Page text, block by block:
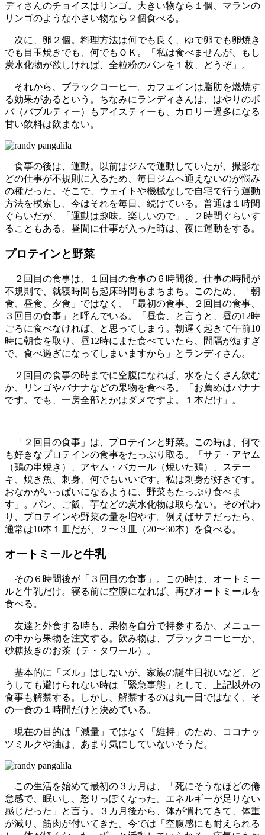
ディさんのチョイスはリンゴ。大きい物なら１個、マランの
リンゴのような小さい物なら２個食べる。
次に、卵２個。料理方法は何でも良く、ゆで卵でも卵焼き
でも目玉焼きでも、何でもＯＫ。「私は食べませんが、もし
炭水化物が欲しければ、全粒粉のパンを１枚、どうぞ」。
それから、ブラックコーヒー。カフェインは脂肪を燃焼す
る効果があるという。ちなみにランディさんは、はやりのボ
バ（バブルティー）もアイスティーも、カロリー過多になる
甘い飲料は飲まない。
食事の後は、運動。以前はジムで運動していたが、撮影な
どの仕事が不規則に入るため、毎日ジムへ通えないのが悩み
の種だった。そこで、ウェイトや機械なしで自宅で行う運動
方法を模索し、今はそれを毎日、続けている。普通は１時間
ぐらいだが、「運動は趣味。楽しいので」、２時間ぐらいす
ることもある。昼間に仕事が入った時は、夜に運動をする。
プロテインと野菜
２回目の食事は、１回目の食事の６時間後。仕事の時間が
不規則で、就寝時間も起床時間もまちまち。このため、「朝
食、昼食、夕食」ではなく、「最初の食事、２回目の食事、
３回目の食事」と呼んでいる。「昼食、と言うと、昼の12時
ごろに食べなければ、と思ってしまう。朝遅く起きて午前10
時に朝食を取り、昼12時にまた食べていたら、間隔が短すぎ
で、食べ過ぎになってしまいますから」とランディさん。
２回目の食事の時までに空腹になれば、水をたくさん飲む
か、リンゴやバナナなどの果物を食べる。「お薦めはバナナ
です。でも、一房全部とかはダメですよ。１本だけ」。
「２回目の食事」は、プロテインと野菜。この時は、何で
も好きなプロテインの食事をたっぷり取る。「サテ・アヤム
（鶏の串焼き）、アヤム・バカール（焼いた鶏）、ステー
キ、焼き魚、刺身、何でもいいです。私は刺身が好きです。
おなかがいっぱいになるように、野菜もたっぷり食べま
す」。パン、ご飯、芋などの炭水化物は取らない。その代わ
り、プロテインや野菜の量を増やす。例えばサテだったら、
通常は10本１皿だが、２〜３皿（20〜30本）を食べる。
オートミールと牛乳
その６時間後が「３回目の食事」。この時は、オートミー
ルと牛乳だけ。寝る前に空腹になれば、再びオートミールを
食べる。
友達と外食する時も、果物を自分で持参するか、メニュー
の中から果物を注文する。飲み物は、ブラックコーヒーか、
砂糖抜きのお茶（テ・タワール）。
基本的に「ズル」はしないが、家族の誕生日祝いなど、ど
うしても避けられない時は「緊急事態」として、上記以外の
食事も解禁する。しかし、解禁するのは丸一日ではなく、そ
の一食の１時間だけと決めている。
現在の目的は「減量」ではなく「維持」のため、ココナッ
ツミルクや油は、あまり気にしていないそうだ。
この生活を始めて最初の３カ月は、「死にそうなほどの倦
怠感で、眠いし、怒りっぽくなった。エネルギーが足りない
感じだった」と言う。３カ月後から、体が慣れてきて、体重
が減り、筋肉が付いてきた。今では「空腹感にも耐えられる